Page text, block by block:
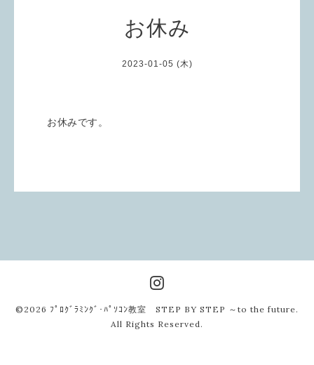
お休み
2023-01-05 (木)
お休みです。
©2026 ﾌﾟﾛｸﾞﾗﾐﾝｸﾞ･ﾊﾟｿｺﾝ教室 STEP BY STEP ～to the future.
All Rights Reserved.